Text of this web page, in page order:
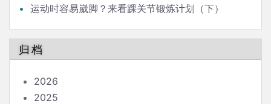
（上）
运动时容易崴脚？来看踝关节锻炼计划（下）
归档
2026
2025